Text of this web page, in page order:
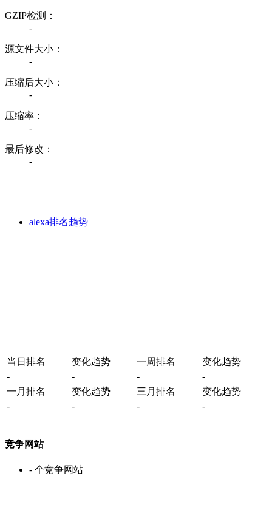
GZIP检测：
-
源文件大小：
-
压缩后大小：
-
压缩率：
-
最后修改：
-
alexa排名趋势
当日排名 变化趋势 一周排名
变化趋势
-
- -
-
一月排名
变化趋势 三月排名
变化趋势
-
- - -
竞争网站
- 个竞争网站